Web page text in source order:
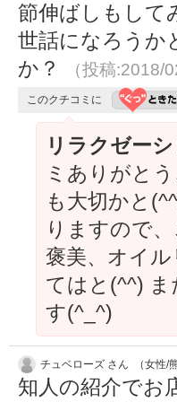
節伸ばしもして
世話になろうか
か？
（投稿:2018/
このクチコミに
リラクゼー
ミありがと
も大切かと
りますので
褒美、オイ
てはと(^^)
す(^_^)
チュベローズ さん （女性/
知人の紹介でお